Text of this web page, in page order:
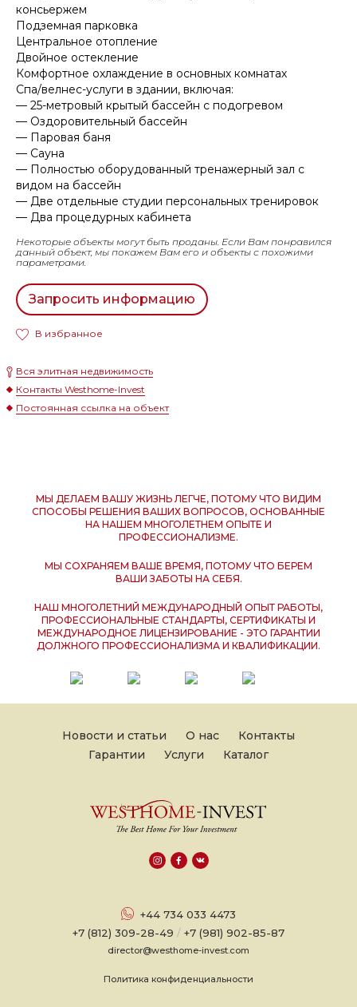
консьержем
Подземная парковка
Центральное отопление
Двойное остекление
Комфортное охлаждение в основных комнатах
Спа/велнес-услуги в здании, включая:
— 25-метровый крытый бассейн с подогревом
— Оздоровительный бассейн
— Паровая баня
— Сауна
— Полностью оборудованный тренажерный зал с
видом на бассейн
— Две отдельные студии персональных тренировок
— Два процедурных кабинета
Некоторые объекты могут быть проданы. Если Вам понравился
данный объект, мы покажем Вам его и объекты с похожими
параметрами.
Запросить информацию
В избранное
Вся элитная недвижимость
Контакты Westhome-Invest
Постоянная ссылка на объект
МЫ ДЕЛАЕМ ВАШУ ЖИЗНЬ ЛЕГЧЕ, ПОТОМУ ЧТО ВИДИМ
СПОСОБЫ РЕШЕНИЯ ВАШИХ ВОПРОСОВ, ОСНОВАННЫЕ
НА НАШЕМ МНОГОЛЕТНЕМ ОПЫТЕ И
ПРОФЕССИОНАЛИЗМЕ.
МЫ СОХРАНЯЕМ ВАШЕ ВРЕМЯ, ПОТОМУ ЧТО БЕРЕМ
ВАШИ ЗАБОТЫ НА СЕБЯ.
НАШ МНОГОЛЕТНИЙ МЕЖДУНАРОДНЫЙ ОПЫТ РАБОТЫ,
ПРОФЕССИОНАЛЬНЫЕ СТАНДАРТЫ, СЕРТИФИКАТЫ И
МЕЖДУНАРОДНОЕ ЛИЦЕНЗИРОВАНИЕ - ЭТО ГАРАНТИИ
ДОЛЖНОГО ПРОФЕССИОНАЛИЗМА И КВАЛИФИКАЦИИ.
Новости и статьи О нас
Контакты
Гарантии
Услуги Каталог
+44 734 033 4473
+7 (812) 309-28-49 / +7 (981) 902-85-87
director@westhome-invest.com
Политика конфиденциальности